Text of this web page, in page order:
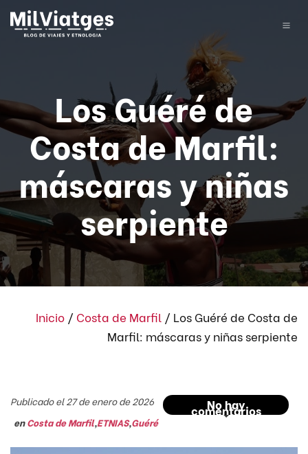
Los Guéré de
Costa de Marfil:
máscaras y niñas
serpiente
Inicio / Costa de Marfil / Los Guéré de Costa de
Marfil: máscaras y niñas serpiente
No hay
comentarios
Publicado el 27 de enero de 2026
enCosta de Marfil,ETNIAS,Guéré